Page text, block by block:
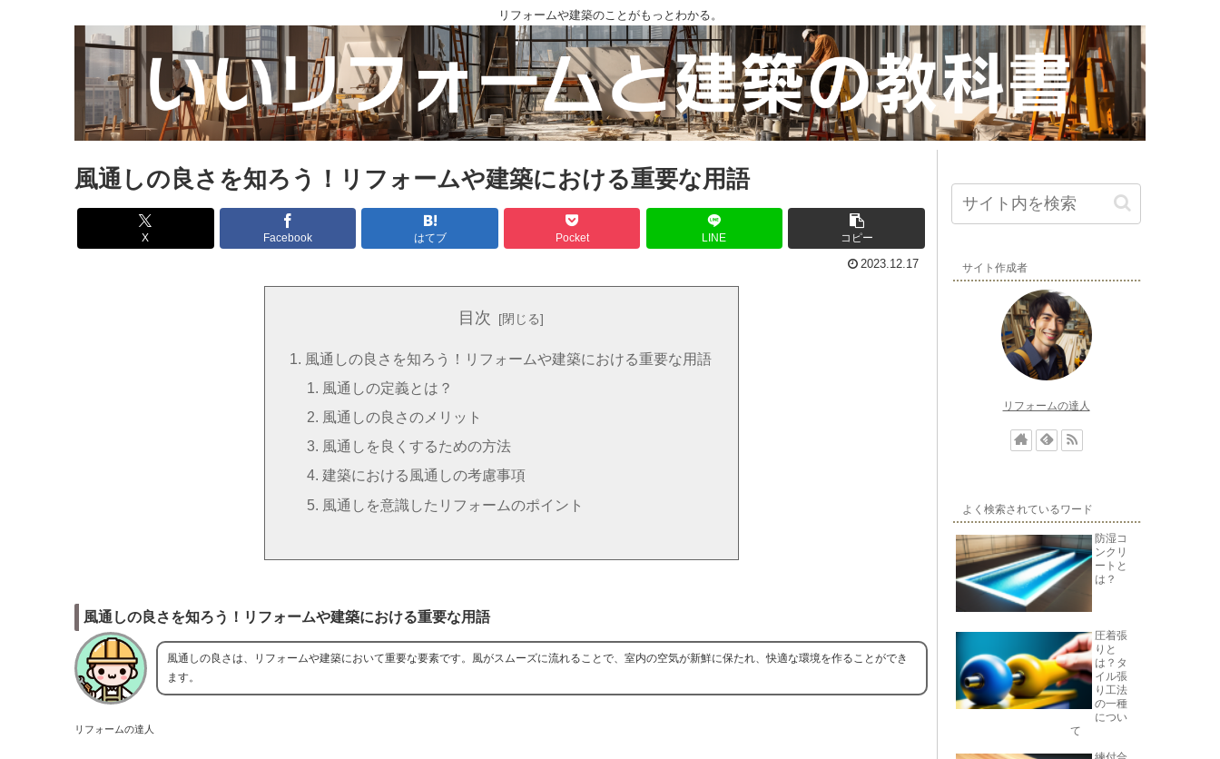
リフォームや建築のことがもっとわかる。
風通しの良さを知ろう！リフォームや建築における重要な用語
X Facebook はてブ Pocket LINE コピー
2023.12.17
目次
風通しの良さを知ろう！リフォームや建築における重要な用語
風通しの定義とは？
風通しの良さのメリット
風通しを良くするための方法
建築における風通しの考慮事項
風通しを意識したリフォームのポイント
風通しの良さを知ろう！リフォームや建築における重要な用語
リフォームの達人
風通しの良さは、リフォームや建築において重要な要素です。風がスムーズに流れることで、室内の空気が新鮮に保たれ、快適な環境を作ることができ
ます。
サイト作成者
リフォームの達人
よく検索されているワード
防湿コ
ンクリ
ートと
は？
圧着張
りと
は？タ
イル張
り工法
の一種
につい
て